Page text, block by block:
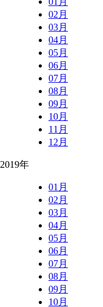
02月
03月
04月
05月
06月
07月
08月
09月
10月
11月
12月
2019年
01月
02月
03月
04月
05月
06月
07月
08月
09月
10月